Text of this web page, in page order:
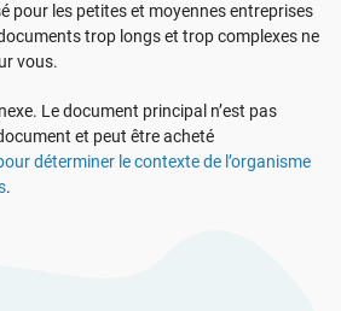
et SaaS
pour les petites et moyennes entreprises
trop longs et trop complexes ne
vous.
Le document principal n’est pas
et peut être acheté
déterminer le contexte de l’organisme
.